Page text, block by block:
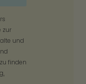
zur
und
finden